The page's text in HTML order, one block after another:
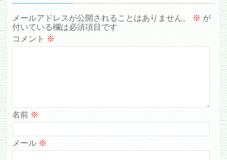
メールアドレスが公開されることはありません。 ※ が
付いている欄は必須項目です
コメント ※
名前 ※
メール ※